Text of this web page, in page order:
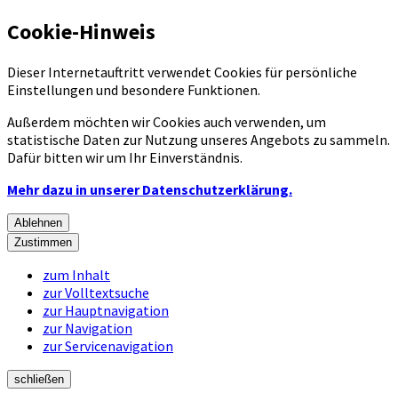
Cookie-Hinweis
Dieser Internetauftritt verwendet Cookies für persönliche
Einstellungen und besondere Funktionen.
Außerdem möchten wir Cookies auch verwenden, um
statistische Daten zur Nutzung unseres Angebots zu sammeln.
Dafür bitten wir um Ihr Einverständnis.
Mehr dazu in unserer Datenschutzerklärung.
Ablehnen
Zustimmen
zum Inhalt
zur Volltextsuche
zur Hauptnavigation
zur Navigation
zur Servicenavigation
schließen